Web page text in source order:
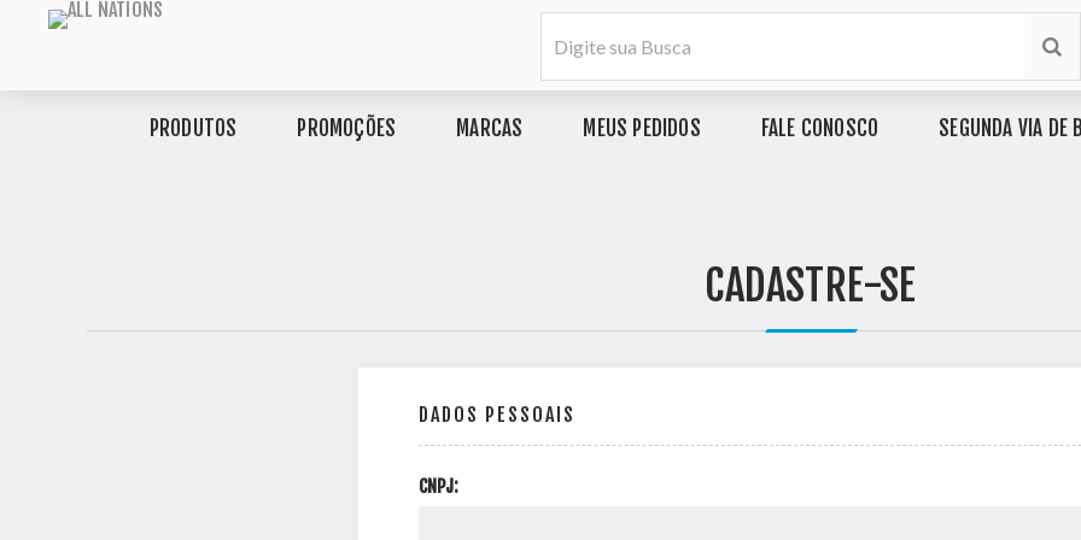
PRODUTOS PROMOÇÕES MARCAS MEUS PEDIDOS FALE CONOSCO SEGUNDA VIA DE
CADASTRE-SE
DADOS PESSOAIS
CNPJ: